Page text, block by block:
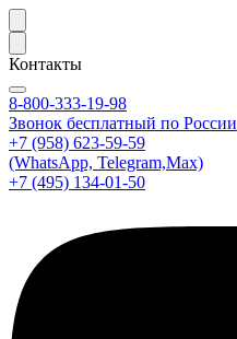
Контакты
8-800-333-19-98
Звонок бесплатный по России
+7 (958) 623-59-59
(WhatsApp, Telegram,Max)
+7 (495) 134-01-50